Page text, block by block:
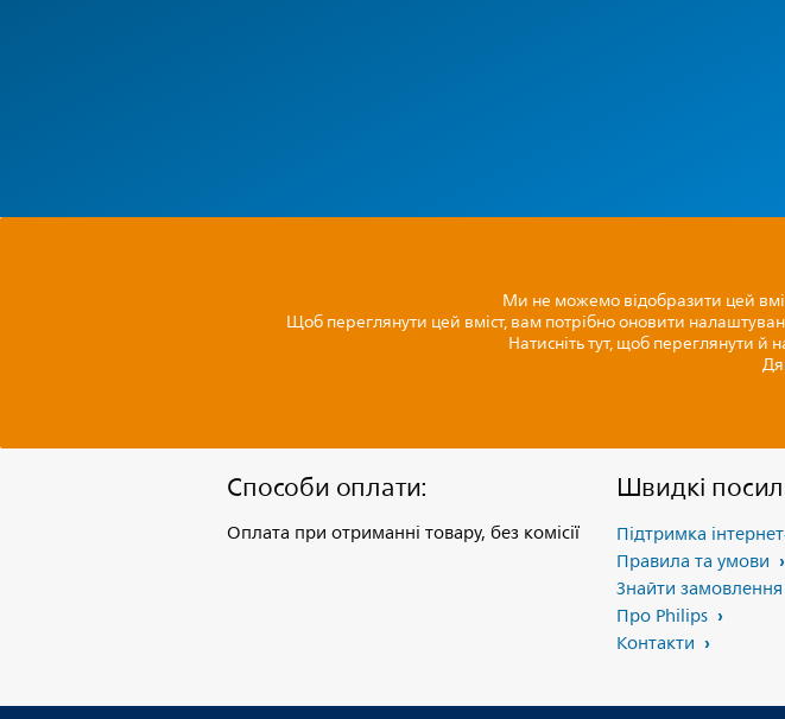
Ми не можемо відобразити цей
Щоб переглянути цей вміст, вам потрібно оновити
Натисніть тут, щоб переглянути
Способи оплати:
Оплата при отриманні товару, без комісії
Швидкі
Підтримка
Правила та умови
Знайти замовлення
Про Philips
Контакти